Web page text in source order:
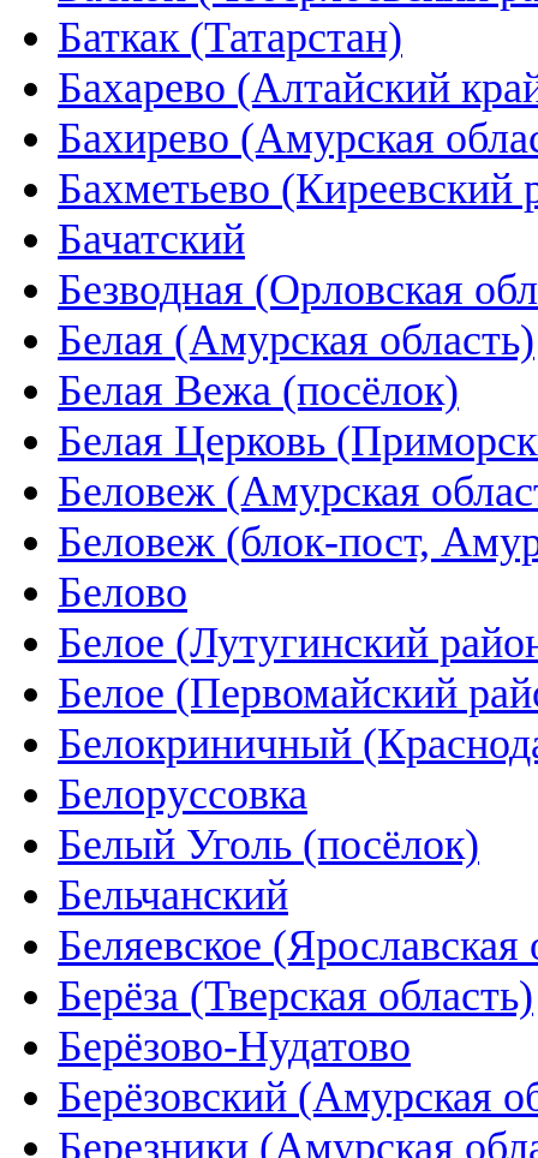
Баткак (Татарстан)
Бахарево (Алтайский
Бахирево (Амурская
Бахметьево (Киреевский
Бачатский
Безводная (Орловская
Белая (Амурская область)
Белая Вежа (посёлок)
Белая Церковь
Беловеж (Амурская
Беловеж (блок-пост,
Белово
Белое (Лутугинский
Белое (Первомайский
Белокриничный
Белоруссовка
Белый Уголь (посёлок)
Бельчанский
Беляевское (Ярославская
Берёза (Тверская область)
Берёзово-Нудатово
Берёзовский (Амурская
Березники (Амурская